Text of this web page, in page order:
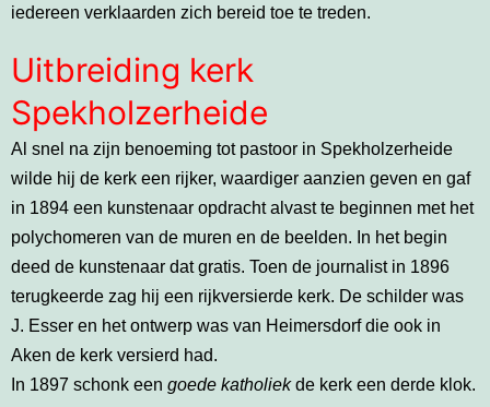
iedereen verklaarden zich bereid toe te treden.
Uitbreiding kerk
Spekholzerheide
Al snel na zijn benoeming tot pastoor in Spekholzerheide
wilde hij de kerk een rijker, waardiger aanzien geven en gaf
in 1894 een kunstenaar opdracht alvast te beginnen met het
polychomeren van de muren en de beelden. In het begin
deed de kunstenaar dat gratis. Toen de journalist in 1896
terugkeerde zag hij een rijkversierde kerk. De schilder was
J. Esser en het ontwerp was van Heimersdorf die ook in
Aken de kerk versierd had.
In 1897 schonk een goede katholiekde kerk een derde klok.